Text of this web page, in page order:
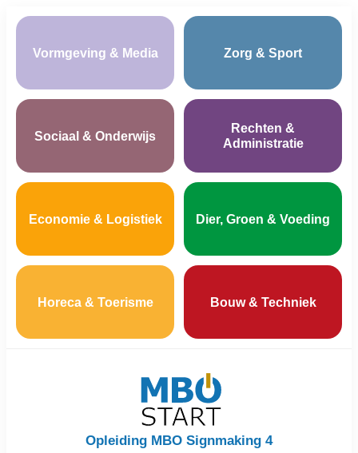
Vormgeving & Media Zorg & Sport
Sociaal & Onderwijs
Rechten &
Administratie
Economie & Logistiek Dier, Groen & Voeding
Horeca & Toerisme Bouw & Techniek
Opleiding MBO Signmaking 4